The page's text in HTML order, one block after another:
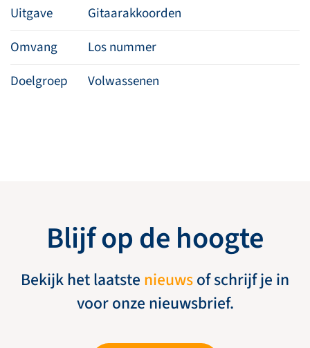
Uitgave
Gitaarakkoorden
Omvang
Los nummer
Doelgroep
Volwassenen
Blijf op de hoogte
Bekijk het laatste nieuwsof schrijf je in
voor onze nieuwsbrief.